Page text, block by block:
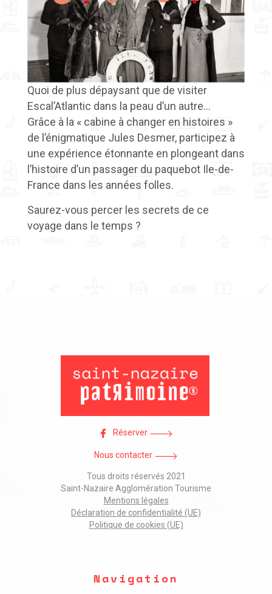
Quoi de plus dépaysant que de visiter
Escal’Atlantic dans la peau d’un autre…
Grâce à la « cabine à changer en histoires »
de l’énigmatique Jules Desmer, participez à
une expérience étonnante en plongeant dans
l’histoire d’un passager du paquebot Ile-de-
France dans les années folles.
Saurez-vous percer les secrets de ce
voyage dans le temps ?
Réserver
Nous contacter
Tous droits réservés 2021
Saint-Nazaire Agglomération Tourisme
Mentions légales
Déclaration de confidentialité (UE)
Politique de cookies (UE)
Navigation